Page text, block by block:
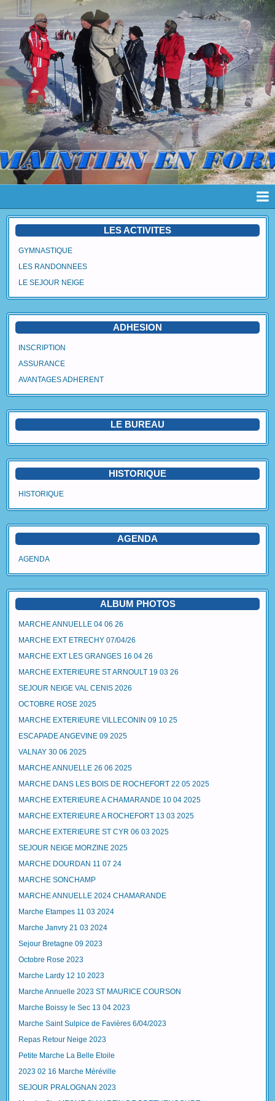
Page d'accueil
Album
Avantages Adhérent
Contact
Blog
LES ACTIVITES
GYMNASTIQUE
LES RANDONNEES
LE SEJOUR NEIGE
ADHESION
INSCRIPTION
ASSURANCE
AVANTAGES ADHERENT
LE BUREAU
HISTORIQUE
HISTORIQUE
AGENDA
AGENDA
ALBUM PHOTOS
MARCHE ANNUELLE 04 06 26
MARCHE EXT ETRECHY 07/04/26
MARCHE EXT LES GRANGES 16 04 26
MARCHE EXTERIEURE ST ARNOULT 19 03 26
SEJOUR NEIGE VAL CENIS 2026
OCTOBRE ROSE 2025
MARCHE EXTERIEURE VILLECONIN 09 10 25
ESCAPADE ANGEVINE 09 2025
VALNAY 30 06 2025
MARCHE ANNUELLE 26 06 2025
MARCHE DANS LES BOIS DE ROCHEFORT 22 05 2025
MARCHE EXTERIEURE A CHAMARANDE 10 04 2025
MARCHE EXTERIEURE A ROCHEFORT 13 03 2025
MARCHE EXTERIEURE ST CYR 06 03 2025
SEJOUR NEIGE MORZINE 2025
MARCHE DOURDAN 11 07 24
MARCHE SONCHAMP
MARCHE ANNUELLE 2024 CHAMARANDE
Marche Etampes 11 03 2024
Marche Janvry 21 03 2024
Sejour Bretagne 09 2023
Octobre Rose 2023
Marche Lardy 12 10 2023
Marche Annuelle 2023 ST MAURICE COURSON
Marche Boissy le Sec 13 04 2023
Marche Saint Sulpice de Favières 6/04/2023
Repas Retour Neige 2023
Petite Marche La Belle Etoile
2023 02 16 Marche Méréville
SEJOUR PRALOGNAN 2023